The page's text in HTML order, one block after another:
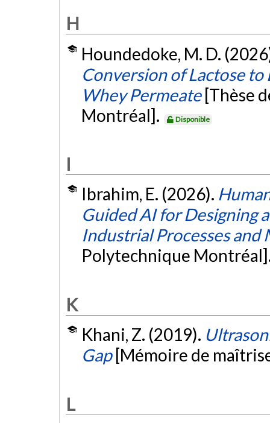
H
Houndedoke, M. D.
Conversion of Lactose
Whey Permeate [Thèse
Montréal].
Disponible
I
Ibrahim, E. (2026).
Guided AI for Designing
Industrial Processes and
Polytechnique
K
Khani, Z. (2019).
Gap [Mémoire de
L